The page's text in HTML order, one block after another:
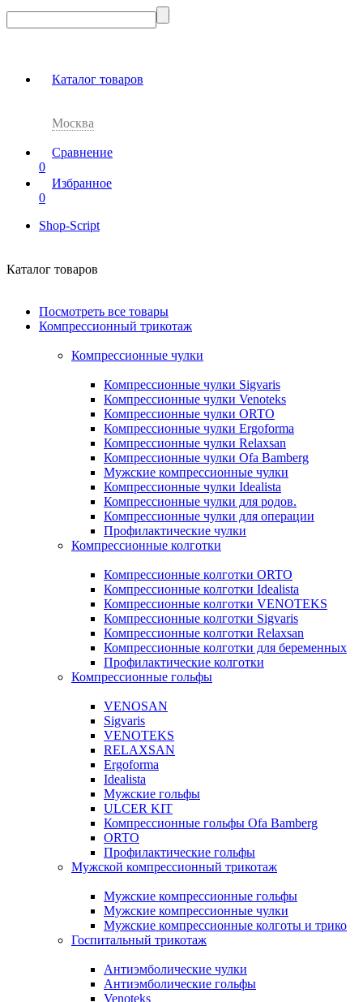
Каталог товаров
Москва
Сравнение
0
Избранное
0
Shop-Script
Каталог товаров
Посмотреть все товары
Компрессионный трикотаж
Компрессионные чулки
Компрессионные чулки Sigvaris
Компрессионные чулки Venoteks
Компрессионные чулки ORTO
Компрессионные чулки Ergoforma
Компрессионные чулки Relaxsan
Компрессионные чулки Ofa Bamberg
Мужские компрессионные чулки
Компрессионные чулки Idealista
Компрессионные чулки для родов.
Компрессионные чулки для операции
Профилактические чулки
Компрессионные колготки
Компрессионные колготки ORTO
Компрессионные колготки Idealista
Компрессионные колготки VENOTEKS
Компрессионные колготки Sigvaris
Компрессионные колготки Relaxsan
Компрессионные колготки для беременных
Профилактические колготки
Компрессионные гольфы
VENOSAN
Sigvaris
VENOTEKS
RELAXSAN
Ergoforma
Idealista
Мужские гольфы
ULCER KIT
Компрессионные гольфы Ofa Bamberg
ORTO
Профилактические гольфы
Мужской компрессионный трикотаж
Мужские компрессионные гольфы
Мужские компрессионные чулки
Мужские компрессионные колготы и трико
Госпитальный трикотаж
Антиэмболические чулки
Антиэмболические гольфы
Venoteks